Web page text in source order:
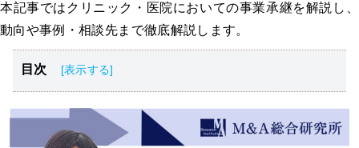
本記事では クリニック・医院においての事業承継を解説し、
動向や事例・相談先まで徹底解説します。
目次
クリニック・医院の事業承継
クリニック・医院の事業承継の現状と動向
クリニック・医院における事業承継の流れ